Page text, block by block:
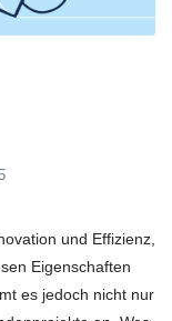
und Effizienz,
Eigenschaften
es jedoch nicht nur